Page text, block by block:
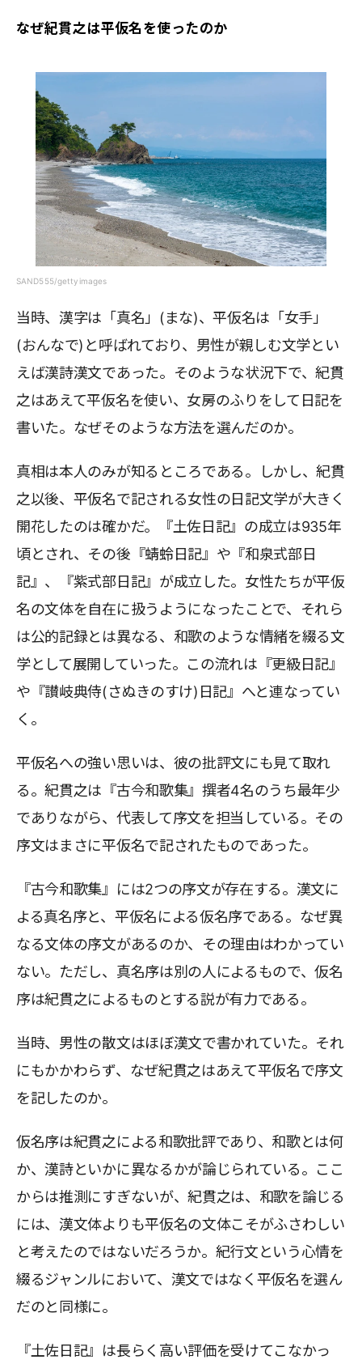
なぜ紀貫之は平仮名を使ったのか
SAND555/gettyimages
当時、漢字は「真名」(まな)、平仮名は「女手」
(おんなで)と呼ばれており、男性が親しむ文学とい
えば漢詩漢文であった。そのような状況下で、紀貫
之はあえて平仮名を使い、女房のふりをして日記を
書いた。なぜそのような方法を選んだのか。
真相は本人のみが知るところである。しかし、紀貫
之以後、平仮名で記される女性の日記文学が大きく
開花したのは確かだ。『土佐日記』の成立は935年
頃とされ、その後『蜻蛉日記』や『和泉式部日
記』、『紫式部日記』が成立した。女性たちが平仮
名の文体を自在に扱うようになったことで、それら
は公的記録とは異なる、和歌のような情緒を綴る文
学として展開していった。この流れは『更級日記』
や『讃岐典侍(さぬきのすけ)日記』へと連なってい
く。
平仮名への強い思いは、彼の批評文にも見て取れ
る。紀貫之は『古今和歌集』撰者4名のうち最年少
でありながら、代表して序文を担当している。その
序文はまさに平仮名で記されたものであった。
『古今和歌集』には2つの序文が存在する。漢文に
よる真名序と、平仮名による仮名序である。なぜ異
なる文体の序文があるのか、その理由はわかってい
ない。ただし、真名序は別の人によるもので、仮名
序は紀貫之によるものとする説が有力である。
当時、男性の散文はほぼ漢文で書かれていた。それ
にもかかわらず、なぜ紀貫之はあえて平仮名で序文
を記したのか。
仮名序は紀貫之による和歌批評であり、和歌とは何
か、漢詩といかに異なるかが論じられている。ここ
からは推測にすぎないが、紀貫之は、和歌を論じる
には、漢文体よりも平仮名の文体こそがふさわしい
と考えたのではないだろうか。紀行文という心情を
綴るジャンルにおいて、漢文ではなく平仮名を選ん
だのと同様に。
『土佐日記』は長らく高い評価を受けてこなかっ